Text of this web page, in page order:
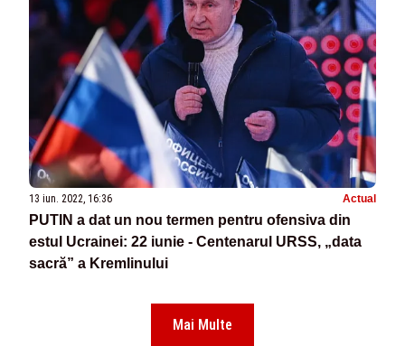
13 iun. 2022, 16:36 Actual
PUTIN a dat un nou termen pentru ofensiva din
estul Ucrainei: 22 iunie - Centenarul URSS, „data
sacră” a Kremlinului
Mai Multe